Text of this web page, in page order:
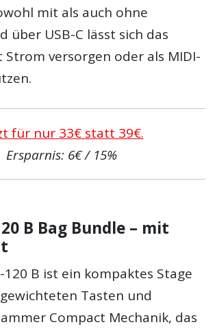
mit als auch ohne
über USB-C lässt sich das
Strom versorgen oder als MIDI-
für nur 33€ statt 39€.
Ersparnis: 6€ / 15%
B Bag Bundle – mit
120 B ist ein kompaktes Stage
Tasten und
Compact Mechanik, das